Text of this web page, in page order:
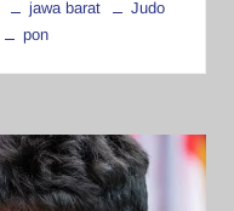
jawa barat
Judo
pon